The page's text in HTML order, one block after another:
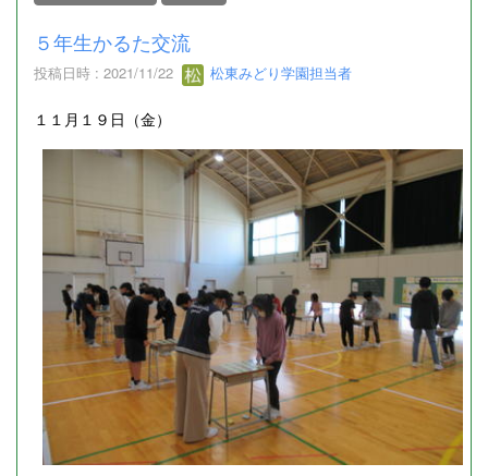
５年生かるた交流
投稿日時 : 2021/11/22 松東みどり学園担当者
１１月１９日（金）